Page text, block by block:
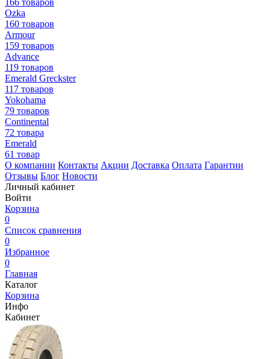
166 товаров
Ozka
160 товаров
Armour
159 товаров
Advance
119 товаров
Emerald Greckster
117 товаров
Yokohama
79 товаров
Continental
72 товара
Emerald
61 товар
О компании Контакты Акции Доставка Оплата Гарантии
Отзывы Блог Новости
Личный кабинет
Войти
Корзина
0
Список сравнения
0
Избранное
0
Главная
Каталог
Корзина
Инфо
Кабинет